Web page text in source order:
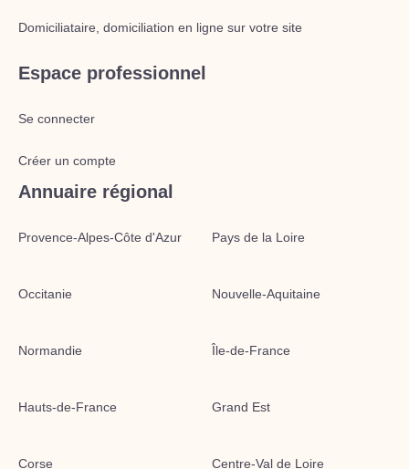
Domiciliataire, domiciliation en ligne sur votre site
Espace professionnel
Se connecter
Créer un compte
Annuaire régional
Provence-Alpes-Côte d'Azur Pays de la Loire
Occitanie Nouvelle-Aquitaine
Normandie Île-de-France
Hauts-de-France Grand Est
Corse Centre-Val de Loire